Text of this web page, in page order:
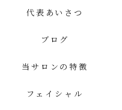
代表あいさつ
ブログ
当サロンの特徴
フェイシャル